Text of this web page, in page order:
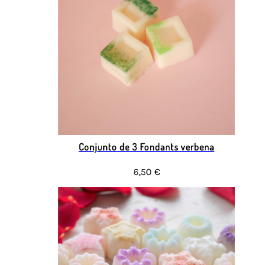
Conjunto de 3 Fondants verbena
6,50 €